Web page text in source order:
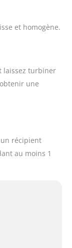
et homogène.
laissez turbiner
une
récipient
au moins 1